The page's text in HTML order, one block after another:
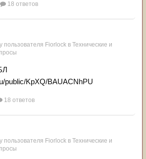
18 ответов
пользователя Fiorlock в Технические и
public/KpXQ/BAUACNhPU
18 ответов
пользователя Fiorlock в Технические и